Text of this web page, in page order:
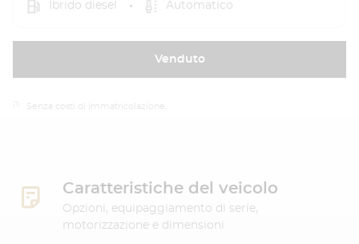
Ibrido diesel Automatico
Venduto
(1) Senza costi di immatricolazione.
Caratteristiche del veicolo
Opzioni, equipaggiamento di serie,
motorizzazione e dimensioni